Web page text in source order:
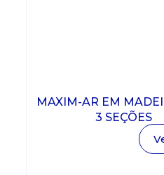
MAXIM-AR EM
3 SEÇÕES